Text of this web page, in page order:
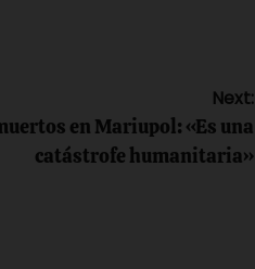
Next:
en Mariupol: «Es una
catástrofe humanitaria»